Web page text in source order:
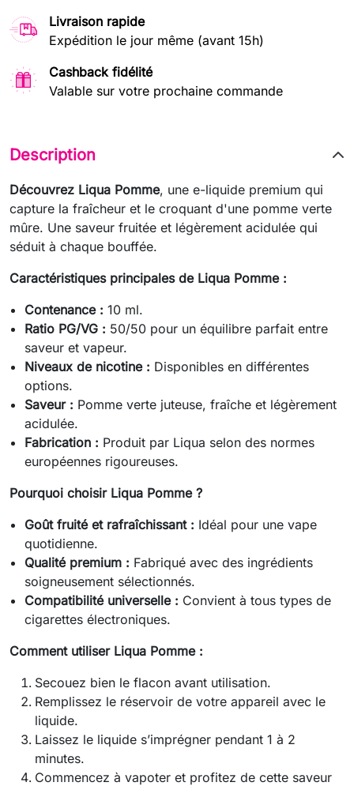
Livraison rapide
Expédition le jour même (avant 15h)
Cashback fidélité
Valable sur votre prochaine commande
Description
Découvrez Liqua Pomme, une e-liquide premium qui
capture la fraîcheur et le croquant d'une pomme verte
mûre. Une saveur fruitée et légèrement acidulée qui
séduit à chaque bouffée.
Caractéristiques principales de Liqua Pomme :
Contenance : 10 ml.
Ratio PG/VG : 50/50 pour un équilibre parfait entre
saveur et vapeur.
Niveaux de nicotine : Disponibles en différentes
options.
Saveur : Pomme verte juteuse, fraîche et légèrement
acidulée.
Fabrication : Produit par Liqua selon des normes
européennes rigoureuses.
Pourquoi choisir Liqua Pomme ?
Goût fruité et rafraîchissant : Idéal pour une vape
quotidienne.
Qualité premium : Fabriqué avec des ingrédients
soigneusement sélectionnés.
Compatibilité universelle : Convient à tous types de
cigarettes électroniques.
Comment utiliser Liqua Pomme :
Secouez bien le flacon avant utilisation.
Remplissez le réservoir de votre appareil avec le
liquide.
Laissez le liquide s’imprégner pendant 1 à 2
minutes.
Commencez à vapoter et profitez de cette saveur